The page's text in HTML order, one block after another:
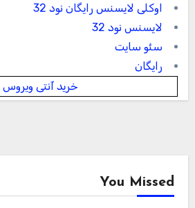
اوکلی لایسنس رایگان نود 32
لایسنس نود 32
سئو سایت
رایگان
خرید آنتی ویروس
You Missed